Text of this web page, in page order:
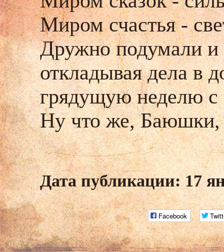
Миром счастья -
Дружно подумали
откладывая дела в
грядущую неделю
Ну что же,
Дата публикации: 17
Facebook